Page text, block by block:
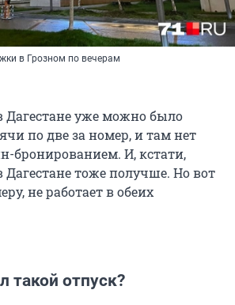
в Грозном по вечерам
Дагестане уже можно было
по две за номер, и там нет
бронированием. И, кстати,
Дагестане тоже получше. Но вот
не работает в обеих
такой отпуск?